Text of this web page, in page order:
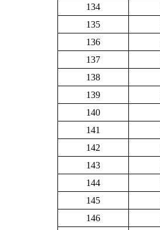
134
135
136
137
138
139
140
141
142
143
144
145
146